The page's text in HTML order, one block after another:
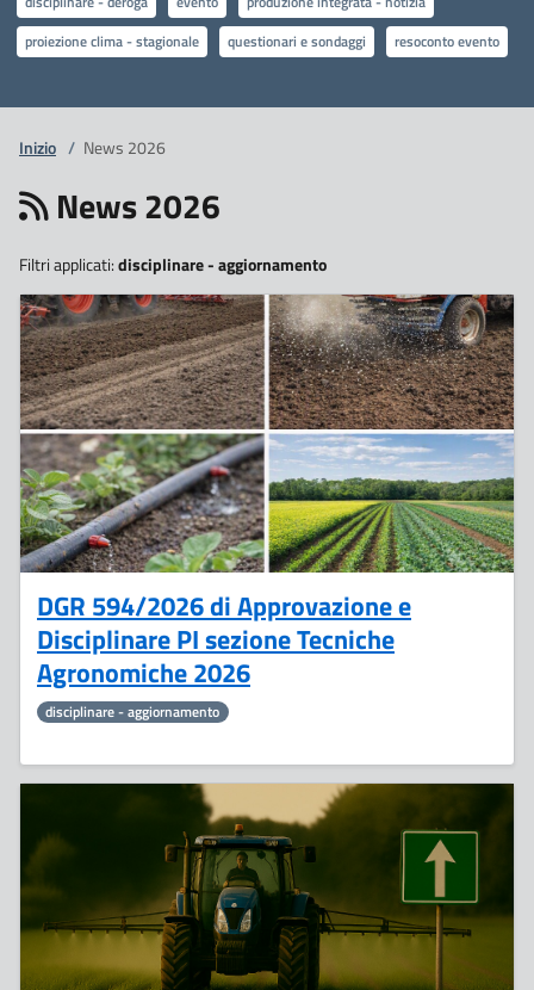
proiezione clima - stagionale
questionari e sondaggi resoconto evento
Inizio / News 2026
News 2026
Filtri applicati:disciplinare - aggiornamento
26
Maggio
DGR 594/2026 di Approvazione e
Disciplinare PI sezione Tecniche
Agronomiche 2026
disciplinare - aggiornamento
7
Aprile